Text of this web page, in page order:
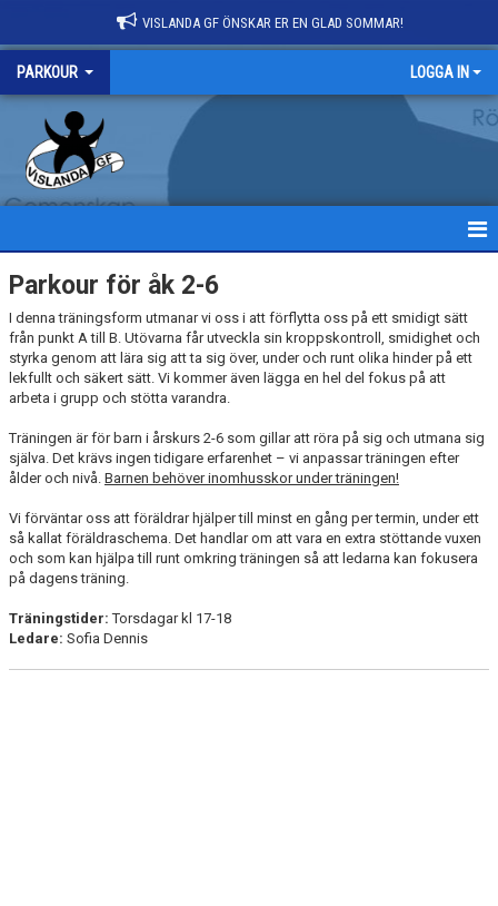
VISLANDA GF ÖNSKAR ER EN GLAD SOMMAR!
PARKOUR LOGGA IN
HEM
NYHETER
KALENDER
TRUPPEN
BILDGALLERI
DOKUMENT
KONTAKT
Parkour för åk 2-6
I denna träningsform utmanar vi oss i att förflytta oss på ett smidigt sätt
från punkt A till B. Utövarna får utveckla sin kroppskontroll, smidighet och
styrka genom att lära sig att ta sig över, under och runt olika hinder på ett
lekfullt och säkert sätt. Vi kommer även lägga en hel del fokus på att
arbeta i grupp och stötta varandra.
Träningen är för barn i årskurs 2-6 som gillar att röra på sig och utmana sig
själva. Det krävs ingen tidigare erfarenhet – vi anpassar träningen efter
ålder och nivå. Barnen behöver inomhusskor under träningen!
Vi förväntar oss att föräldrar hjälper till minst en gång per termin, under ett
så kallat föräldraschema. Det handlar om att vara en extra stöttande vuxen
och som kan hjälpa till runt omkring träningen så att ledarna kan fokusera
på dagens träning.
Träningstider: Torsdagar kl 17-18
Ledare: Sofia Dennis